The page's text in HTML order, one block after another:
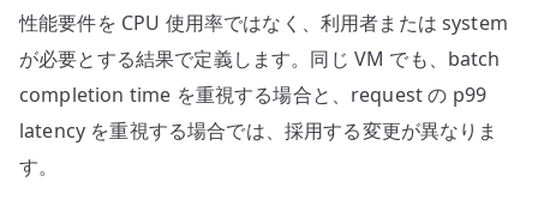
性能要件を CPU 使用率ではなく、利用者または system
が必要とする結果で定義します。同じ VM でも、batch
completion time を重視する場合と、request の p99
latency を重視する場合では、採用する変更が異なりま
す。